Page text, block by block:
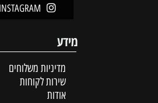
INSTAGRAM
מידע
מדיניות משלוחים
שירות לקוחות
אודות